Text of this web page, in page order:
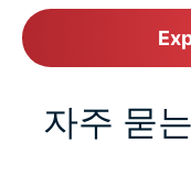
자주 묻